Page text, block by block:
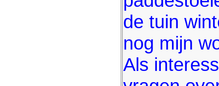
de tuin
nog mijn
Als